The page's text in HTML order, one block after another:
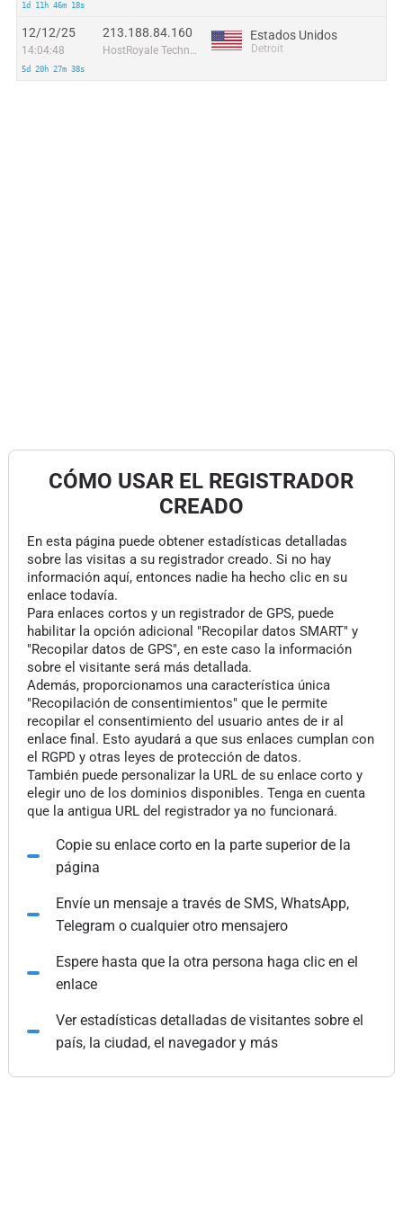
1d 11h 46m 18s
12/12/25
14:04:48
5d 20h 27m 38s
213.188.84.160
HostRoyale Technologies Pvt Ltd
Estados Unidos
Detroit
CÓMO USAR EL REGISTRADOR
CREADO
En esta página puede obtener estadísticas detalladas
sobre las visitas a su registrador creado. Si no hay
información aquí, entonces nadie ha hecho clic en su
enlace todavía.
Para enlaces cortos y un registrador de GPS, puede
habilitar la opción adicional "Recopilar datos SMART" y
"Recopilar datos de GPS", en este caso la información
sobre el visitante será más detallada.
Además, proporcionamos una característica única
"Recopilación de consentimientos" que le permite
recopilar el consentimiento del usuario antes de ir al
enlace final. Esto ayudará a que sus enlaces cumplan con
el RGPD y otras leyes de protección de datos.
También puede personalizar la URL de su enlace corto y
elegir uno de los dominios disponibles. Tenga en cuenta
que la antigua URL del registrador ya no funcionará.
Copie su enlace corto en la parte superior de la
página
Envíe un mensaje a través de SMS, WhatsApp,
Telegram o cualquier otro mensajero
Espere hasta que la otra persona haga clic en el
enlace
Ver estadísticas detalladas de visitantes sobre el
país, la ciudad, el navegador y más